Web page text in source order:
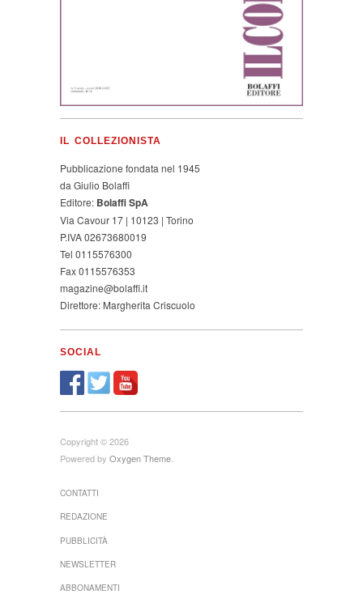
IL COLLEZIONISTA
Pubblicazione fondata nel 1945
da Giulio Bolaffi
Editore: Bolaffi SpA
Via Cavour 17 | 10123 | Torino
P.IVA 02673680019
Tel 0115576300
Fax 0115576353
magazine@bolaffi.it
Direttore: Margherita Criscuolo
SOCIAL
Copyright © 2026
Powered by Oxygen Theme
CONTATTI
REDAZIONE
PUBBLICITÀ
NEWSLETTER
ABBONAMENTI